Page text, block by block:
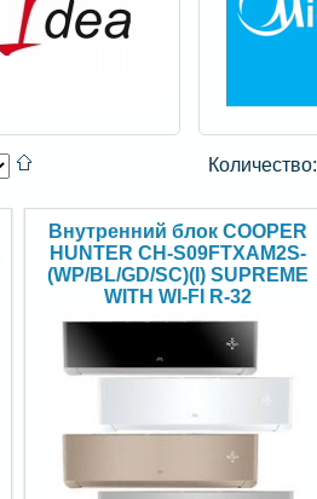
Количество:
Внутренний блок COOPER
HUNTER CH-S09FTXAM2S-
(WP/BL/GD/SC)(I) SUPREME
WITH WI-FI R-32